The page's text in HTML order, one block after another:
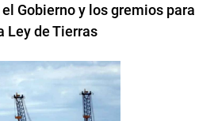
Gobierno y los gremios para
Ley de Tierras